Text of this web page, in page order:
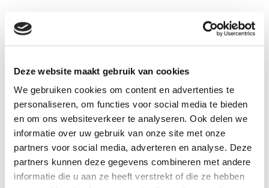
Deze website maakt gebruik van cookies
We gebruiken cookies om content en advertenties te
personaliseren, om functies voor social media te bieden
en om ons websiteverkeer te analyseren. Ook delen we
informatie over uw gebruik van onze site met onze
partners voor social media, adverteren en analyse. Deze
partners kunnen deze gegevens combineren met andere
informatie die u aan ze heeft verstrekt of die ze hebben
katoen
Breedte:170 cm.
Gewicht:280 gram/m2
Krimp:ca. 6%
Certificering:GOTS
Wasvoorschriften: